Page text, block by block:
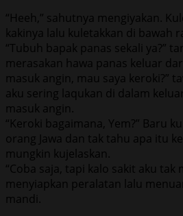
“Heeh,” sahutnya mengiyakan.
kakinya lalu kuletakkan di bawah
“Tubuh bapak panas sekali ya?”
merasakan hawa panas keluar
masuk angin, mau saya keroki?”
aku sering laqukan di dalam
masuk angin.
“Keroki bagaimana, Yem?” Baru
orang Jawa dan tak tahu apa itu
mungkin kujelaskan.
“Coba saja, tapi kalo sakit aku tak
menyiapkan peralatan lalu
mandi.